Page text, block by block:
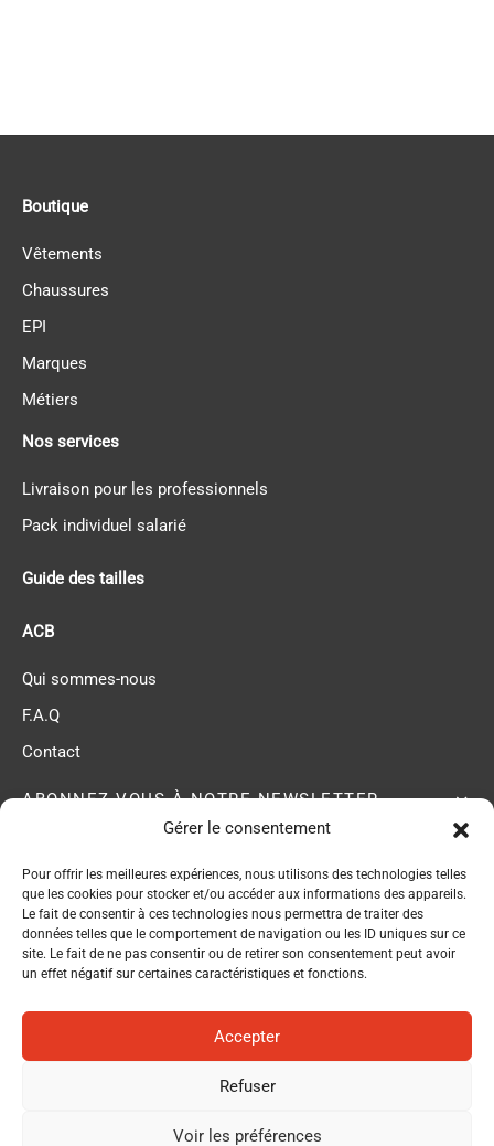
Gérer le consentement
Pour offrir les meilleures expériences, nous utilisons des technologies telles
que les cookies pour stocker et/ou accéder aux informations des appareils.
Le fait de consentir à ces technologies nous permettra de traiter des
données telles que le comportement de navigation ou les ID uniques sur ce
site. Le fait de ne pas consentir ou de retirer son consentement peut avoir
un effet négatif sur certaines caractéristiques et fonctions.
Accepter
Refuser
Voir les préférences
ABONNEZ-VOUS À NOTRE NEWSLETTER
ACB membre du
Réseau EPI Center
Nos services
Livraison pour les professionnels
Pack individuel salarié
Guide des tailles
ACB
Qui sommes-nous
F.A.Q
Contact
Boutique
Vêtements
Chaussures
EPI
Marques
Métiers